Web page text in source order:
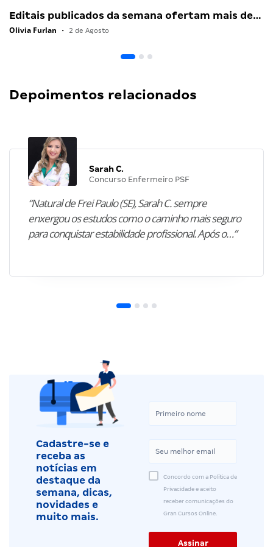
Editais publicados da semana ofertam mais de…
Olivia Furlan • 2 de Agosto
Depoimentos relacionados
Sarah C.
Concurso Enfermeiro PSF
“Natural de Frei Paulo (SE), Sarah C. sempre
enxergou os estudos como o caminho mais seguro
para conquistar estabilidade profissional. Após o…”
Cadastre-se e
receba as
notícias em
destaque da
semana, dicas,
novidades e
muito mais.
Concordo com a Política de
Privacidade e aceito
receber comunicações do
Gran Cursos Online.